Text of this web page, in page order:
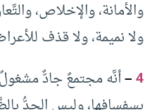
والأمانة، والإخلاص،
ولا نميمة، ولا قذف
4
–أنَّه مجتمعٌ جادٌّ مشغولٌ